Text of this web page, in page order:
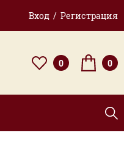
Вход / Регистрация
0 0